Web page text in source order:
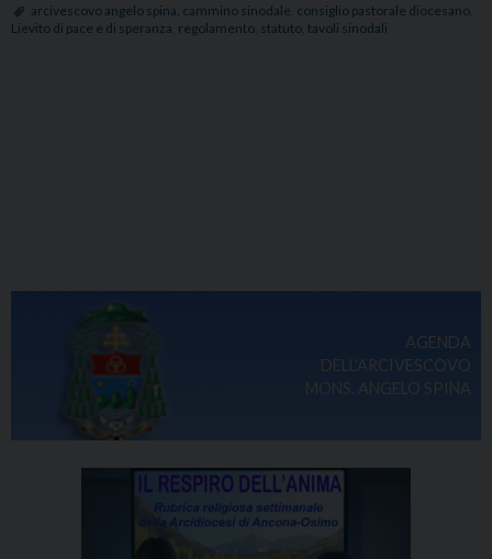
arcivescovo angelo spina cammino sinodale consiglio pastorale diocesano
Lievito di pace e di speranza regolamento statuto tavoli sinodali
AGENDA
DELL'ARCIVESCOVO
MONS. ANGELO SPINA